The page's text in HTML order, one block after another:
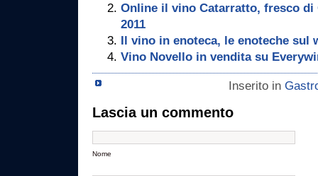
Online il vino Catarratto, fresco di
2011
Il vino in enoteca, le enoteche sul
Vino Novello in vendita su
Inserito in
Lascia un commento
Nome